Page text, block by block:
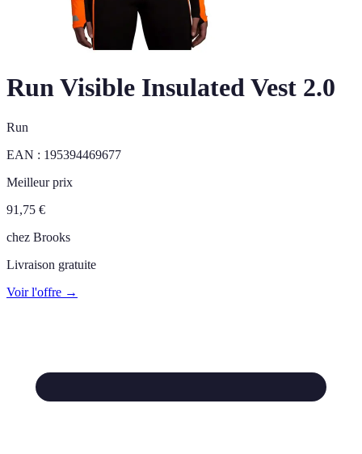
Run Visible Insulated Vest 2.0
Run
EAN : 195394469677
Meilleur prix
91,75 €
chez Brooks
Livraison gratuite
Voir l'offre →